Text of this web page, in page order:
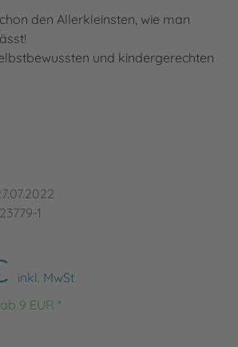
den Allerkleinsten, wie man
und kindergerechten
1
inkl. MwSt
9 EUR *